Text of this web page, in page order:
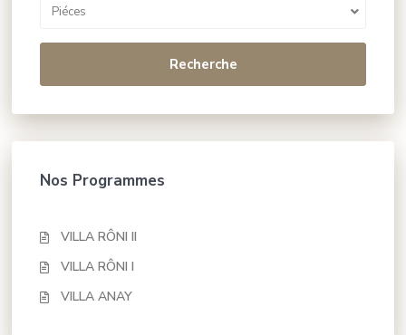
Piéces
Recherche
Nos Programmes
VILLA RÔNI II
VILLA RÔNI I
VILLA ANAY